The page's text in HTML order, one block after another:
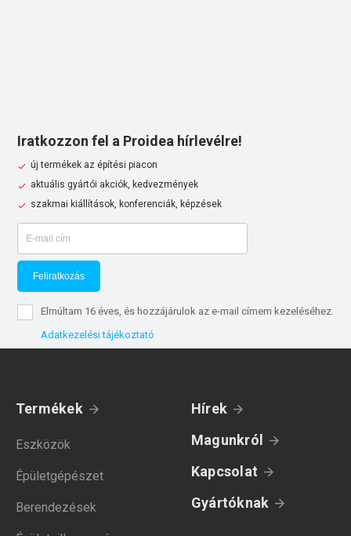
Iratkozzon fel a Proidea hírlevélre!
új termékek az építési piacon
aktuális gyártói akciók, kedvezmények
szakmai kiállítások, konferenciák, képzések
Feliratkozás
Elmúltam 16 éves, és hozzájárulok az e-mail címem kezeléséhez.
Adatkezelési tájékoztató
Termékek
Eszközök
Épületgépészet
Berendezések
Hírek
Magunkról
Kapcsolat
Gyártóknak